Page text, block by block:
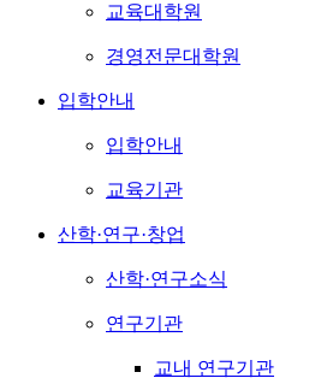
교육대학원
경영전문대학원
입학안내
입학안내
교육기관
산학·연구·창업
산학·연구소식
연구기관
교내 연구기관